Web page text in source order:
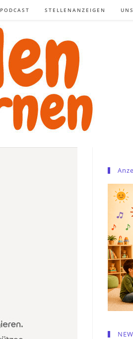
PODCAST STELLENANZEIGEN